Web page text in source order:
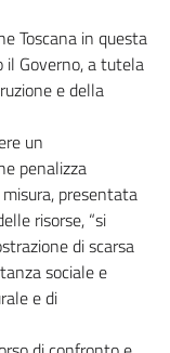
Toscana in questa
il Governo, a tutela
e della
un
penalizza
presentata
risorse, “si
di scarsa
sociale e
e di